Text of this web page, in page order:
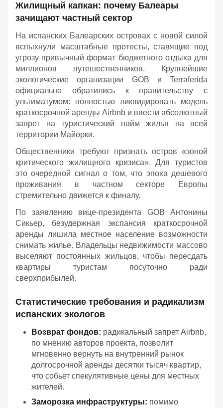
Жилищный капкан: почему Балеары
зачищают частный сектор
На испанских Балеарских островах с новой силой
вспыхнули масштабные протесты, ставящие под
угрозу привычный формат бюджетного отдыха для
миллионов путешественников. Крупнейшие
экологические организации GOB и Terraferida
официально обратились к правительству с
ультиматумом: полностью ликвидировать модель
краткосрочной аренды Airbnb и ввести абсолютный
запрет на туристический найм жилья на всей
территории Майорки.
Общественники требуют признать остров «зоной
критического жилищного кризиса». Для туристов
это очередной сигнал о том, что эпоха дешевого
проживания в частном секторе Европы
стремительно движется к финалу.
По заявлению вице-президента GOB Антонины
Сикьер, безудержная экспансия краткосрочной
аренды лишила местное население возможности
снимать жилье. Владельцы недвижимости массово
выселяют постоянных жильцов, чтобы пересдать
квартиры туристам посуточно ради
сверхприбылей.
Статистические требования и радикализм
испанских экологов
Возврат фондов: радикальный запрет Airbnb,
по мнению авторов проекта, позволит
мгновенно вернуть на внутренний рынок
долгосрочной аренды десятки тысяч квартир,
что собьет спекулятивные цены для местных
жителей.
Заморозка инфраструктуры: помимо